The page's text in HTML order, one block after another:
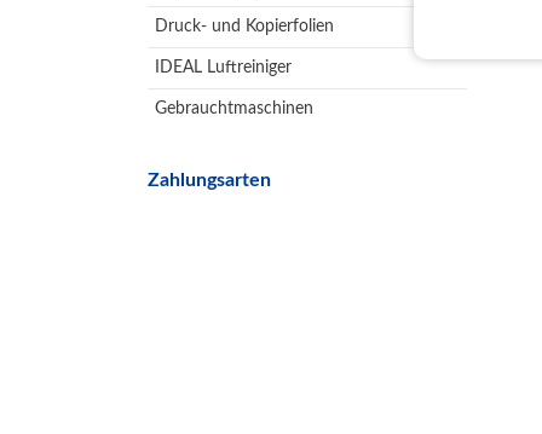
Druck- und Kopierfolien
IDEAL Luftreiniger
Gebrauchtmaschinen
Zahlungsarten